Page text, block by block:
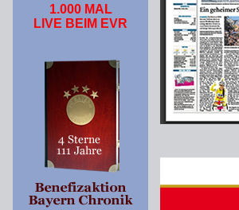
1.000 MAL
LIVE BEIM EVR